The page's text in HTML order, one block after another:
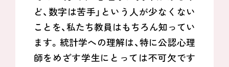
ど、数字は苦手」という人が少なくない
ことを、私たち教員はもちろん知ってい
ます。統計学への理解は、特に公認心理
師をめざす学生にとっては不可欠です